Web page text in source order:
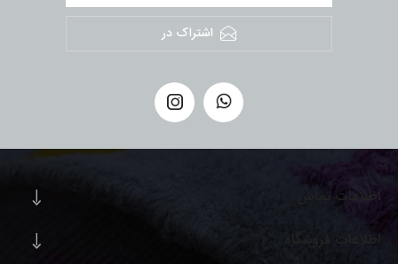
اشتراک در
اطلاعات تماس
اطلاعات فروشگاه